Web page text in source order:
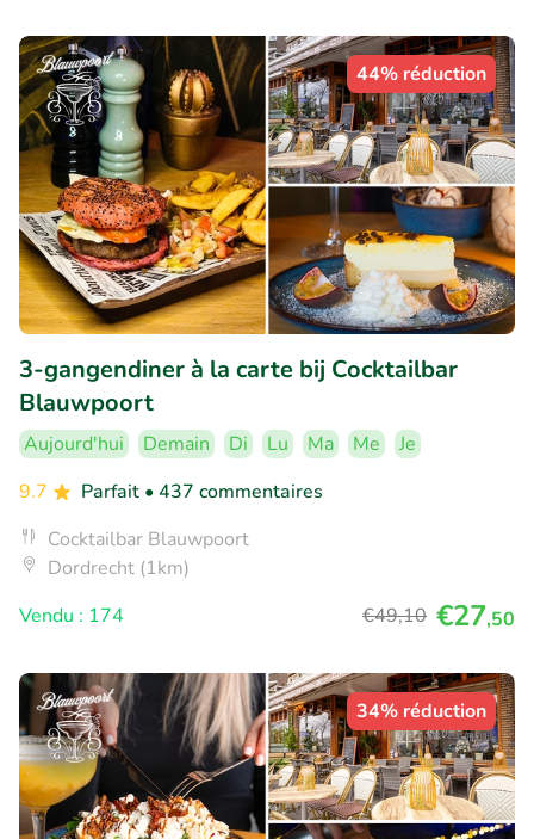
44% réduction
3-gangendiner à la carte bij Cocktailbar
Blauwpoort
Aujourd'hui Demain Di Lu Ma Me
Je
9.7
Parfait • 437 commentaires
Cocktailbar Blauwpoort
Dordrecht (1km)
Vendu : 174
€49,10 €27,50
34% réduction